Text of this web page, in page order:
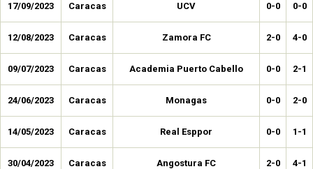
17/09/2023 Caracas UCV 0-0 0-0
12/08/2023 Caracas Zamora FC 2-0 4-0
09/07/2023 Caracas Academia Puerto Cabello 0-0 2-1
24/06/2023 Caracas Monagas 0-0 2-0
14/05/2023 Caracas Real Esppor 0-0 1-1
30/04/2023 Caracas Angostura FC 2-0 4-1